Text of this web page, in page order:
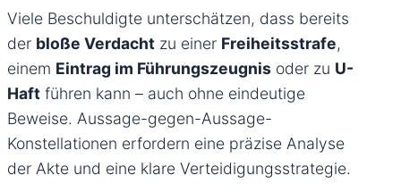
Viele Beschuldigte unterschätzen, dass bereits
der bloße Verdacht zu einer Freiheitsstrafe,
einem Eintrag im Führungszeugnis oder zu U-
Haft führen kann – auch ohne eindeutige
Beweise. Aussage-gegen-Aussage-
Konstellationen erfordern eine präzise Analyse
der Akte und eine klare Verteidigungsstrategie.